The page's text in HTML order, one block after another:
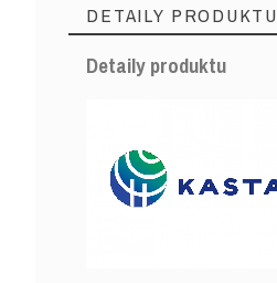
DETAILY PRODUKTU
Detaily produktu